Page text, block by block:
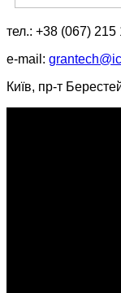
тел.: +38 (067) 215
e-mail:
Київ, пр-т